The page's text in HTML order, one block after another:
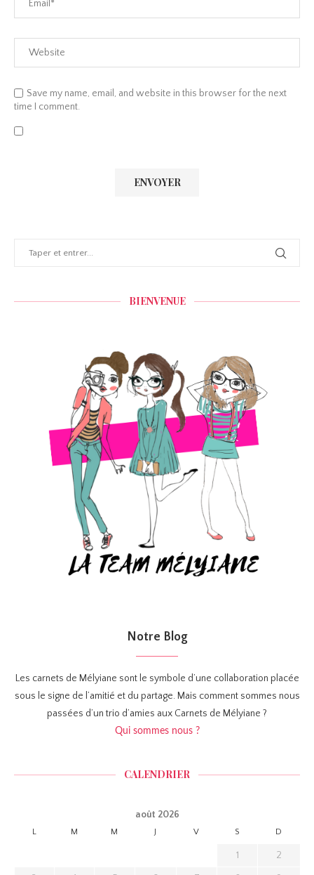
Save my name, email, and website in this browser for the next
time I comment.
BIENVENUE
Notre Blog
Les carnets de Mélyiane sont le symbole d’une collaboration placée
sous le signe de l’amitié et du partage. Mais comment sommes nous
passées d’un trio d’amies aux Carnets de Mélyiane ?
Qui sommes nous ?
CALENDRIER
août 2026
L M M V S D
1 2